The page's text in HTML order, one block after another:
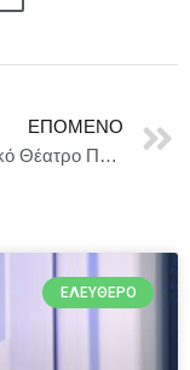
ΕΠΌΜΕΝΟ
Το Δημοτικό Θέατρο Πειραιά ανοίγεται στην πόλη για 8η συνεχή χρονιά: το πολυθεματικό φεστιβάλ «ΠΑΜΕ ΠΕΙΡΑΙΑ! ΠΑΜΕ ΔΗΜΟΤΙΚΟ!» επιστρέφει!
ΕΛΕΎΘΕΡΟ